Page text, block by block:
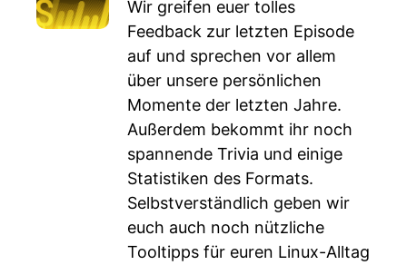
Wir greifen euer tolles
Feedback zur letzten Episode
auf und sprechen vor allem
über unsere persönlichen
Momente der letzten Jahre.
Außerdem bekommt ihr noch
spannende Trivia und einige
Statistiken des Formats.
Selbstverständlich geben wir
euch auch noch nützliche
Tooltipps für euren Linux-Alltag